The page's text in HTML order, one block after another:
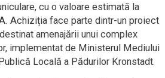
cu o valoare estimată la
Achiziția face parte dintr-un proiect
amenajării unui complex
implementat de Ministerul Mediului
Locală a Pădurilor Kronstadt.